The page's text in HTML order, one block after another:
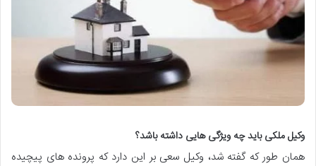
وکیل ملکی باید چه ویژگی هایی داشته باشد؟
همان طور که گفته شد، وکیل سعی بر این دارد که پرونده های پیچیده